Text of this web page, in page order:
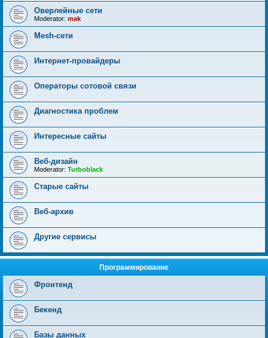
Оверлейные сети
Moderator: mak
Mesh-сети
Интернет-провайдеры
Операторы сотовой связи
Диагностика проблем
Интересные сайты
Веб-дизайн
Moderator: Turboblack
Старые сайты
Веб-архив
Другие сервисы
Программирование
Фронтенд
Бекенд
Базы данных